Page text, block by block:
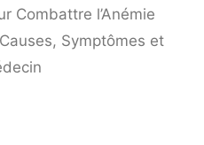
Combattre l’Anémie
Symptômes et